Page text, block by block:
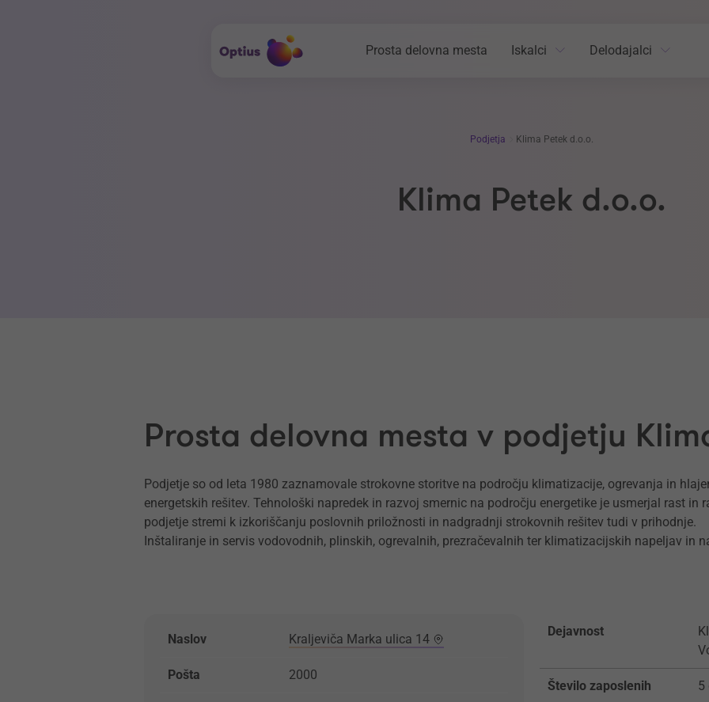
Prosta delovna mesta Iskalci Delodajalci
Podjetja Klima Petek d.o.o.
Klima Petek d.o.o.
Prosta delovna mesta v podjetju
Podjetje so od leta 1980 zaznamovale strokovne storitve na področju klimatizacije, ogrevanja in
energetskih rešitev. Tehnološki napredek in razvoj smernic na področju energetike je usmerjal rast in
podjetje stremi k izkoriščanju poslovnih priložnosti in nadgradnji strokovnih rešitev tudi v prihodnje.
Inštaliranje in servis vodovodnih, plinskih, ogrevalnih, prezračevalnih ter klimatizacijskih napeljav in
Naslov Kraljeviča Marka ulica 14
Pošta 2000
Dejavnost
Število zaposlenih 5